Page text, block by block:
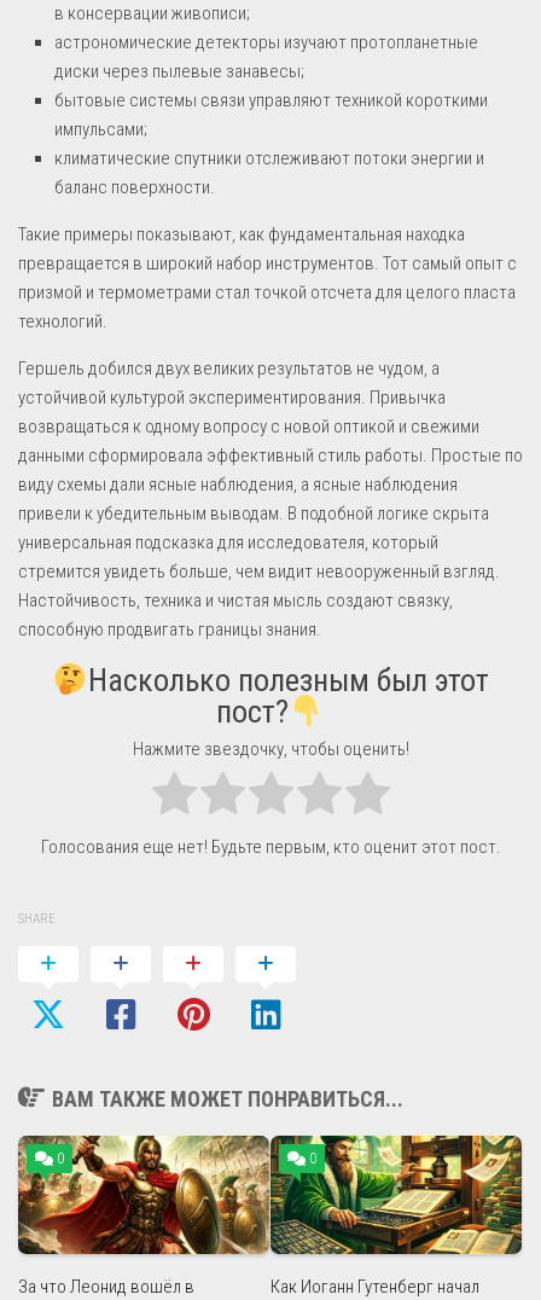
в консервации живописи;
астрономические детекторы изучают протопланетные
диски через пылевые занавесы;
бытовые системы связи управляют техникой короткими
импульсами;
климатические спутники отслеживают потоки энергии и
баланс поверхности.
Такие примеры показывают, как фундаментальная находка
превращается в широкий набор инструментов. Тот самый опыт с
призмой и термометрами стал точкой отсчета для целого пласта
технологий.
Гершель добился двух великих результатов не чудом, а
устойчивой культурой экспериментирования. Привычка
возвращаться к одному вопросу с новой оптикой и свежими
данными сформировала эффективный стиль работы. Простые по
виду схемы дали ясные наблюдения, а ясные наблюдения
привели к убедительным выводам. В подобной логике скрыта
универсальная подсказка для исследователя, который
стремится увидеть больше, чем видит невооруженный взгляд.
Настойчивость, техника и чистая мысль создают связку,
способную продвигать границы знания.
Насколько полезным был этот
пост?
Нажмите звездочку, чтобы оценить!
Голосования еще нет! Будьте первым, кто оценит этот пост.
SHARE
ВАМ ТАКЖЕ МОЖЕТ ПОНРАВИТЬСЯ...
0
За что Леонид вошёл в
0
Как Иоганн Гутенберг начал